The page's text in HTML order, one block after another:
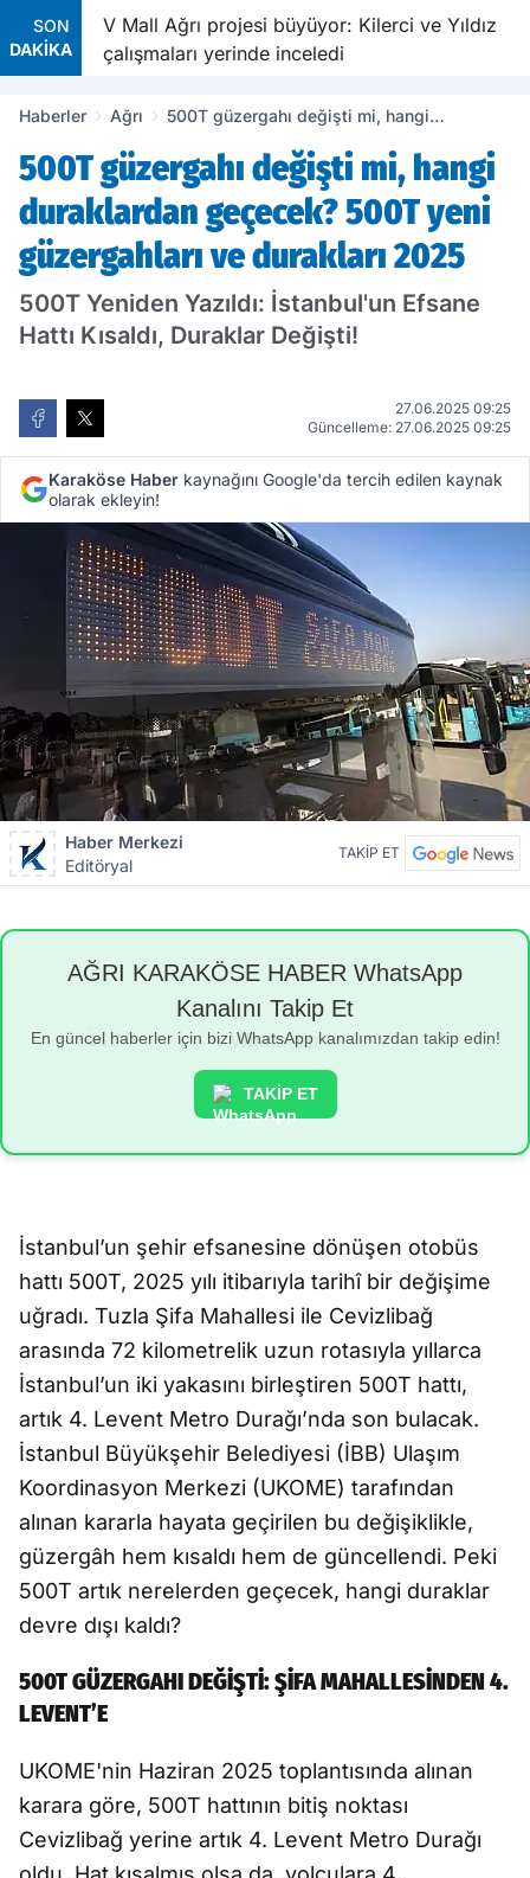
SON
DAKİKA
V Mall Ağrı projesi büyüyor: Kilerci ve Yıldız
çalışmaları yerinde inceledi
Haberler Ağrı
500T güzergahı değişti mi, hangi
güzergahları ve durakları 2025
500T güzergahı değişti mi, hangi
duraklardan geçecek? 500T yeni
güzergahları ve durakları 2025
500T Yeniden Yazıldı: İstanbul'un Efsane
Hattı Kısaldı, Duraklar Değişti!
27.06.2025 09:25
Güncelleme: 27.06.2025 09:25
Karaköse Haber kaynağını Google'da tercih edilen kaynak
olarak ekleyin!
Haber Merkezi
Editöryal
TAKİP ET
AĞRI KARAKÖSE HABER WhatsApp
Kanalını Takip Et
En güncel haberler için bizi WhatsApp kanalımızdan takip edin!
TAKİP ET
İstanbul’un şehir efsanesine dönüşen otobüs
hattı 500T, 2025 yılı itibarıyla tarihî bir değişime
uğradı. Tuzla Şifa Mahallesi ile Cevizlibağ
arasında 72 kilometrelik uzun rotasıyla yıllarca
İstanbul’un iki yakasını birleştiren 500T hattı,
artık 4. Levent Metro Durağı’nda son bulacak.
İstanbul Büyükşehir Belediyesi (İBB) Ulaşım
Koordinasyon Merkezi (UKOME) tarafından
alınan kararla hayata geçirilen bu değişiklikle,
güzergâh hem kısaldı hem de güncellendi. Peki
500T artık nerelerden geçecek, hangi duraklar
devre dışı kaldı?
500T GÜZERGAHI DEĞİŞTİ: ŞİFA MAHALLESİNDEN 4.
LEVENT’E
UKOME'nin Haziran 2025 toplantısında alınan
karara göre, 500T hattının bitiş noktası
Cevizlibağ yerine artık 4. Levent Metro Durağı